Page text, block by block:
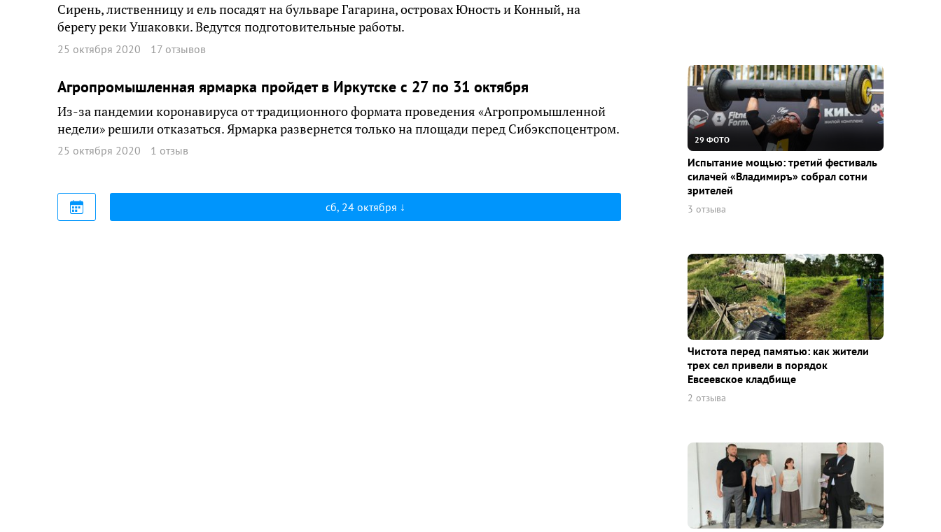
Сирень, лиственницу и ель посадят на бульваре Гагарина, островах Юность и Конный, на
берегу реки Ушаковки. Ведутся подготовительные работы.
25 октября 2020 17 отзывов
Агропромышленная ярмарка пройдет в Иркутске с 27 по 31 октября
Из-за пандемии коронавируса от традиционного формата проведения «Агропромышленной
недели» решили отказаться. Ярмарка развернется только на площади перед Сибэкспоцентром.
25 октября 2020 1 отзыв
сб, 24 октября
29 ФОТО
Испытание мощью: третий фестиваль
силачей «Владимиръ» собрал сотни
зрителей
3 отзыва
Чистота перед памятью: как жители
трех сел привели в порядок
Евсеевское кладбище
2 отзыва